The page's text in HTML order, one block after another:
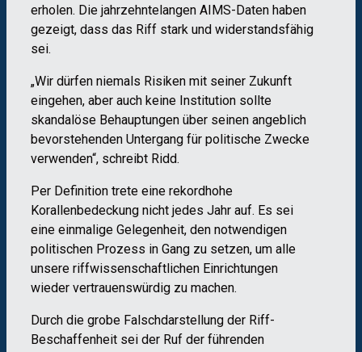
erholen. Die jahrzehntelangen AIMS-Daten haben
gezeigt, dass das Riff stark und widerstandsfähig
sei.
„Wir dürfen niemals Risiken mit seiner Zukunft
eingehen, aber auch keine Institution sollte
skandalöse Behauptungen über seinen angeblich
bevorstehenden Untergang für politische Zwecke
verwenden“, schreibt Ridd.
Per Definition trete eine rekordhohe
Korallenbedeckung nicht jedes Jahr auf. Es sei
eine einmalige Gelegenheit, den notwendigen
politischen Prozess in Gang zu setzen, um alle
unsere riffwissenschaftlichen Einrichtungen
wieder vertrauenswürdig zu machen.
Durch die grobe Falschdarstellung der Riff-
Beschaffenheit sei der Ruf der führenden